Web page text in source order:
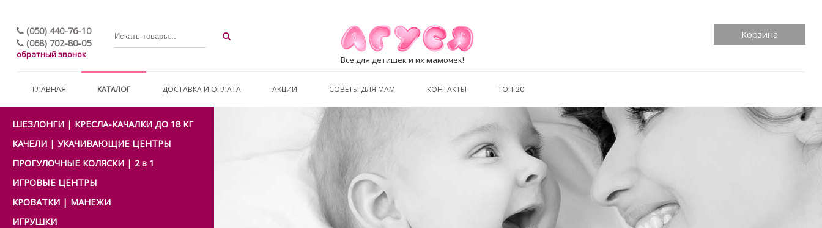
(050) 440-76-10
(068) 702-80-05
обратный звонок Все для детишек и их мамочек!
Корзина
ГЛАВНАЯ КАТАЛОГ ДОСТАВКА И ОПЛАТА АКЦИИ СОВЕТЫ ДЛЯ МАМ КОНТАКТЫ ТОП-20
ШЕЗЛОНГИ | КРЕСЛА-КАЧАЛКИ ДО 18 КГ
КАЧЕЛИ | УКАЧИВАЮЩИЕ ЦЕНТРЫ
ПРОГУЛОЧНЫЕ КОЛЯСКИ | 2 в 1
ИГРОВЫЕ ЦЕНТРЫ
КРОВАТКИ | МАНЕЖИ
ИГРУШКИ